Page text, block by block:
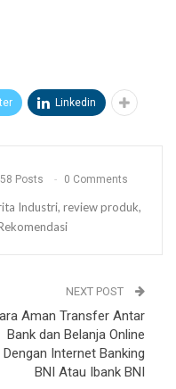
Linkedin
Posts 0 Comments
Industri, review produk,
NEXT POST
Aman Transfer Antar
Bank dan Belanja Online
Dengan Internet Banking
BNI Atau Ibank BNI